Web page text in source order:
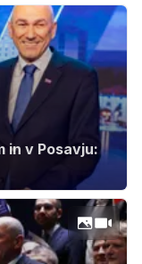
in v Posavju: